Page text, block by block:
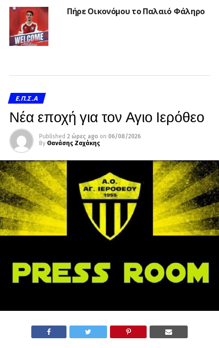
Πήρε Οικονόμου το Παλαιό Φάληρο
Ε.Π.Σ.Α
Νέα εποχή για τον Αγιο Ιερόθεο
Published 2 ώρες ago on 06/08/2026
By Θανάσης Ζαχάκης